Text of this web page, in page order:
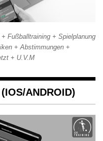
Fußballtraining + Spielplanung
+ Abstimmungen +
+ U.V.M
ANDROID)